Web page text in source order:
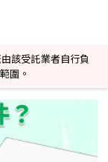
該受託業者自行負
圍。